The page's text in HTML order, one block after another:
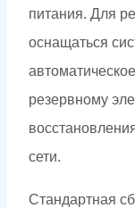
питания. Для
оснащаться
резервному
сети.
Стандартная